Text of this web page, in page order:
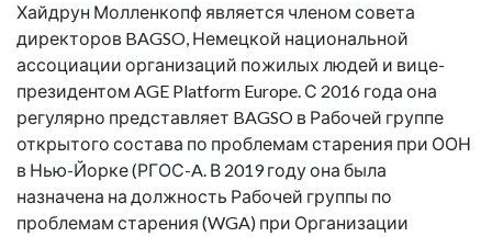
Хайдрун Молленкопф является членом совета
директоров BAGSO, Немецкой национальной
ассоциации организаций пожилых людей и вице-
президентом AGE Platform Europe. С 2016 года она
регулярно представляет BAGSO в Рабочей группе
открытого состава по проблемам старения при ООН
в Нью-Йорке (РГОС-A. В 2019 году она была
назначена на должность Рабочей группы по
проблемам старения (WGA) при Организации